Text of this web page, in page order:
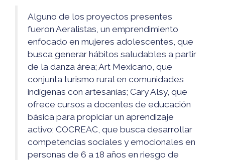
Alguno de los proyectos presentes
fueron Aeralistas, un emprendimiento
enfocado en mujeres adolescentes, que
busca generar hábitos saludables a partir
de la danza área; Art Mexicano, que
conjunta turismo rural en comunidades
indígenas con artesanías; Cary Alsy, que
ofrece cursos a docentes de educación
básica para propiciar un aprendizaje
activo; COCREAC, que busca desarrollar
competencias sociales y emocionales en
personas de 6 a 18 años en riesgo de